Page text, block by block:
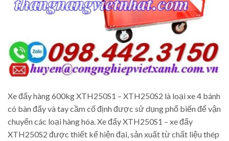
Xe đẩy hàng 600kg XTH250S1 – XTH250S2 là loại xe 4 bánh
có bàn đẩy và tay cầm cố định được sử dụng phổ biến để vận
chuyển các loại hàng hóa. Xe đẩy XTH250S1 – xe đẩy
XTH250S2 được thiết kế hiện đại, sản xuất từ chất liệu thép